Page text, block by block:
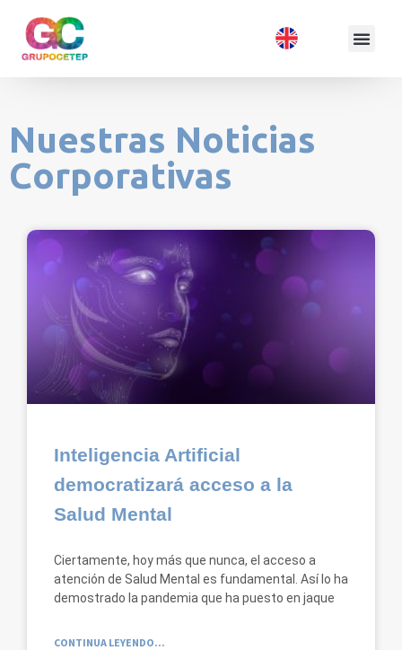
Nuestras Noticias
Corporativas
Inteligencia Artificial
democratizará acceso a la
Salud Mental
Ciertamente, hoy más que nunca, el acceso a
atención de Salud Mental es fundamental. Así lo ha
demostrado la pandemia que ha puesto en jaque
CONTINUA LEYENDO...